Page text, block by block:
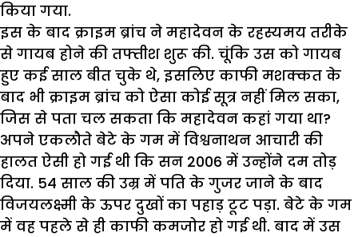
किया गया.
इस के बाद क्राइम ब्रांच ने महादेवन के रहस्यमय तरीके
से गायब होने की तफ्तीश शुरू की. चूंकि उस को गायब
हुए कई साल बीत चुके थे, इसलिए काफी मशक्कत के
बाद भी क्राइम ब्रांच को ऐसा कोई सूत्र नहीं मिल सका,
जिस से पता चल सकता कि महादेवन कहां गया था?
अपने एकलौते बेटे के गम में विश्वनाथन आचारी की
हालत ऐसी हो गई थी कि सन 2006 में उन्होंने दम तोड़
दिया. 54 साल की उम्र में पति के गुजर जाने के बाद
विजयलक्ष्मी के ऊपर दुखों का पहाड़ टूट पड़ा. बेटे के गम
में वह पहले से ही काफी कमजोर हो गई थी. बाद में उस